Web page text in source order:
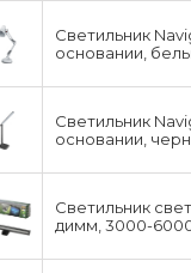
Светильник
основании,
Светильник
основании,
Светильник
димм, 3000-